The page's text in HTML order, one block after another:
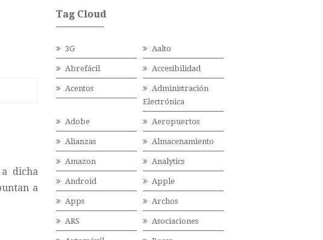
dicha
a
Tag Cloud
3G Aalto
Abrefácil Accesibilidad
Acentos
Administración
Electrónica
Adobe Aeropuertos
Alianzas Almacenamiento
Amazon Analytics
Android Apple
Apps Archos
ARS Asociaciones